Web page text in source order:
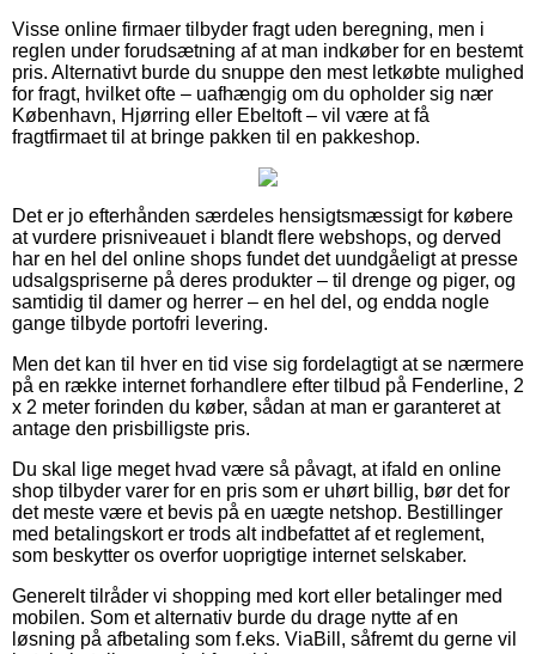
Visse online firmaer tilbyder fragt uden beregning, men i
reglen under forudsætning af at man indkøber for en bestemt
pris. Alternativt burde du snuppe den mest letkøbte mulighed
for fragt, hvilket ofte – uafhængig om du opholder sig nær
København, Hjørring eller Ebeltoft – vil være at få
fragtfirmaet til at bringe pakken til en pakkeshop.
Det er jo efterhånden særdeles hensigtsmæssigt for købere
at vurdere prisniveauet i blandt flere webshops, og derved
har en hel del online shops fundet det uundgåeligt at presse
udsalgspriserne på deres produkter – til drenge og piger, og
samtidig til damer og herrer – en hel del, og endda nogle
gange tilbyde portofri levering.
Men det kan til hver en tid vise sig fordelagtigt at se nærmere
på en række internet forhandlere efter tilbud på Fenderline, 2
x 2 meter forinden du køber, sådan at man er garanteret at
antage den prisbilligste pris.
Du skal lige meget hvad være så påvagt, at ifald en online
shop tilbyder varer for en pris som er uhørt billig, bør det for
det meste være et bevis på en uægte netshop. Bestillinger
med betalingskort er trods alt indbefattet af et reglement,
som beskytter os overfor uoprigtige internet selskaber.
Generelt tilråder vi shopping med kort eller betalinger med
mobilen. Som et alternativ burde du drage nytte af en
løsning på afbetaling som f.eks. ViaBill, såfremt du gerne vil